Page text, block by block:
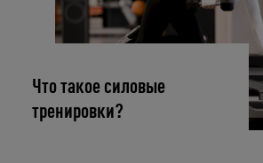
Что такое силовые
тренировки?